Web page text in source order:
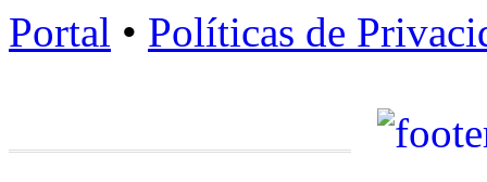
Portal • Políticas de